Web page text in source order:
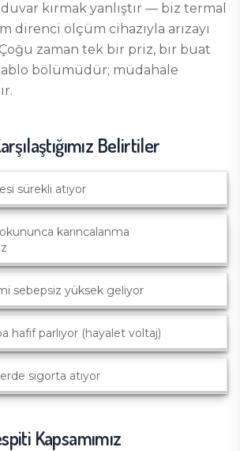
kırmak yanlıştır — biz termal
direnci ölçüm cihazıyla arızayı
zaman tek bir priz, bir buat
bölümüdür; müdahale
Belirtiler
sürekli atıyor
karıncalanma
sebepsiz yüksek geliyor
hafif parlıyor (hayalet voltaj)
sigorta atıyor
Kapsamımız